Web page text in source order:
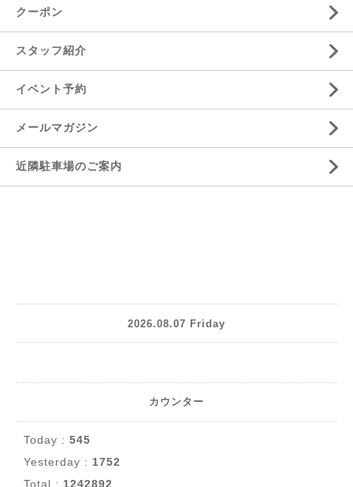
クーポン
スタッフ紹介
イベント予約
メールマガジン
近隣駐車場のご案内
2026.08.07 Friday
カウンター
Today : 545
Yesterday : 1752
Total : 1242892